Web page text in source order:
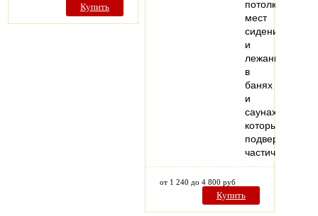
Купить
потолков,
мест
сидения
и
лежания
в
банях
и
саунах,
которые
подвержены
частичному…
от 1 240 до 4 800 руб
Купить